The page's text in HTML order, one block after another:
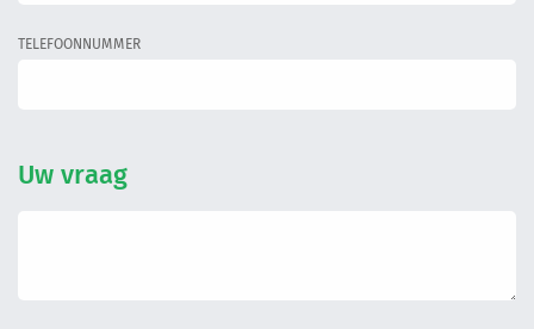
TELEFOONNUMMER
Uw vraag